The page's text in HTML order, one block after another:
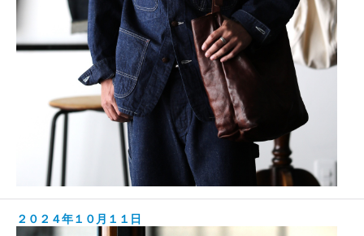
２０２４年１０月１１日